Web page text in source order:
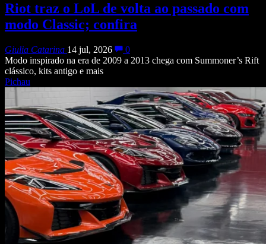
Riot traz o LoL de volta ao passado com
modo Classic; confira
Giulia Catarina 14 jul, 2026
0
Modo inspirado na era de 2009 a 2013 chega com Summoner’s Rift
clássico, kits antigo e mais
Pichau